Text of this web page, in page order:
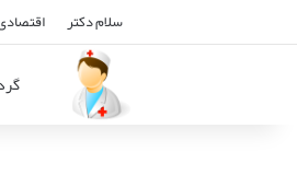
سلام دکتر